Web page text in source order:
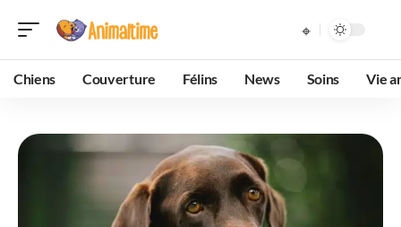
Chiens Couverture Félins News Soins Vie